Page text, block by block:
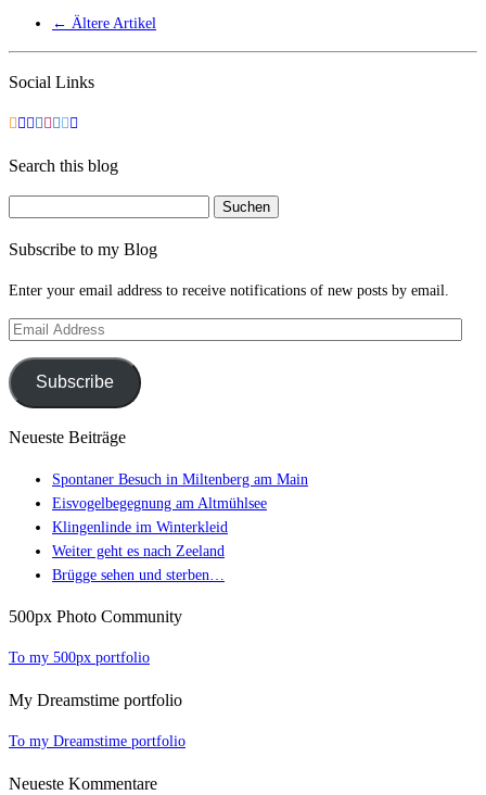
← Ältere Artikel
Social Links
Search this blog
Subscribe to my Blog
Enter your email address to receive notifications of new posts by email.
Email
Subscribe
Neueste Beiträge
Spontaner Besuch in Miltenberg am Main
Eisvogelbegegnung am Altmühlsee
Klingenlinde im Winterkleid
Weiter geht es nach Zeeland
Brügge sehen und sterben…
500px Photo Community
To my 500px portfolio
My Dreamstime portfolio
To my Dreamstime portfolio
Neueste Kommentare